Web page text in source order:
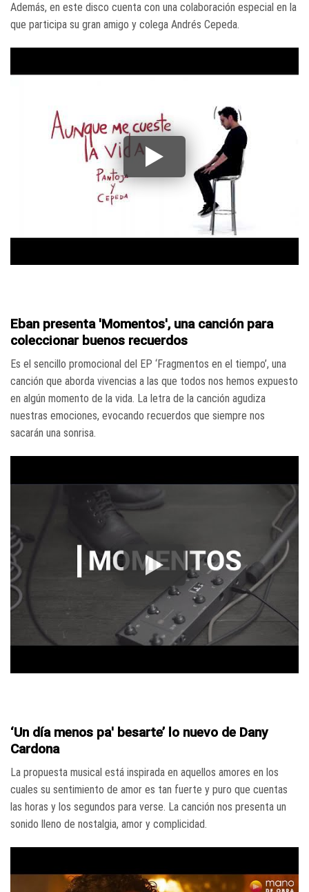
Además, en este disco cuenta con una colaboración especial en la
que participa su gran amigo y colega Andrés Cepeda.
Eban presenta 'Momentos', una canción para
coleccionar buenos recuerdos
Es el sencillo promocional del EP ‘Fragmentos en el tiempo’, una
canción que aborda vivencias a las que todos nos hemos expuesto
en algún momento de la vida. La letra de la canción agudiza
nuestras emociones, evocando recuerdos que siempre nos
sacarán una sonrisa.
‘Un día menos pa' besarte’ lo nuevo de Dany
Cardona
La propuesta musical está inspirada en aquellos amores en los
cuales su sentimiento de amor es tan fuerte y puro que cuentas
las horas y los segundos para verse. La canción nos presenta un
sonido lleno de nostalgia, amor y complicidad.